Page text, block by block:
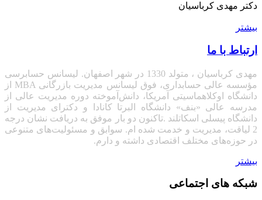
دکتر مهدی کرباسیان
بیشتر
ارتباط با ما
مهدی کرباسیان ، متولد 1330 در شهر اصفهان. لیسانس حسابرسی
مؤسسه عالی حسابداری، فوق لیسانس مدیریت بازرگانی MBA
از
دانشگاه اوکلاهماسیتی آمریکا، دانش‌آموخته دوره مدیریت عالی از
مدرسه عالی «بنف» دانشگاه البرتا کانادا و دکترای مدیریت از
دانشگاه پیسلی اسکاتلند .تاکنون دو بار موفق به دریافت نشان درجه
2 لیاقت، مدیریت و خدمت شده ام. سوابق و مسئولیت‌های متنوعی
در حوزه‌های مختلف اقتصادی داشته و دارم.
بیشتر
شبکه های اجتماعی